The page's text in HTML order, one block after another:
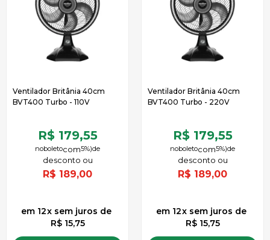
Ventilador Britânia 40cm
BVT400 Turbo - 110V
R$ 179,55
de
5%)
noboleto
R$ 189,00
12x
de
R$ 15,75
sem juros
Ventilador Britânia 40cm
BVT400 Turbo - 220V
R$ 179,55
de
5%)
noboleto
R$ 189,00
12x
de
R$ 15,75
sem juros